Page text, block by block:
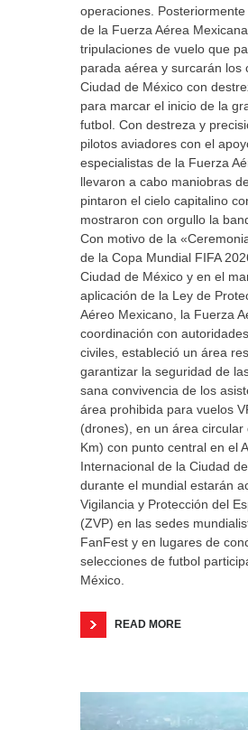
operaciones.
de la Fuerza Aérea
tripulaciones de vuelo que
parada aérea y surcarán los
Ciudad de México con
para marcar el inicio de la
futbol. Con destreza y
pilotos aviadores con el
especialistas de la Fuerza
llevaron a cabo maniobras
pintaron el cielo capitalino
mostraron con orgullo la
Con motivo de la
de la Copa Mundial FIFA
Ciudad de México y en el
aplicación de la Ley de
Aéreo Mexicano, la Fuerza
coordinación con
civiles, estableció un área
garantizar la seguridad de
sana convivencia de los
área prohibida para vuelos
(drones), en un área circular
Km) con punto central en el
Internacional de la Ciudad de
durante el mundial estarán
Vigilancia y Protección del
(ZVP) en las sedes
FanFest y en lugares de
selecciones de futbol
México.
READ MORE